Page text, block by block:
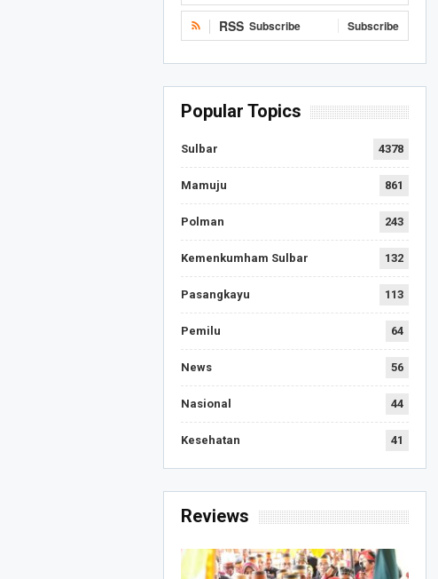
RSS Subscribe Subscribe
Popular Topics
Sulbar 4378
Mamuju 861
Polman 243
Kemenkumham Sulbar 132
Pasangkayu 113
Pemilu 64
News 56
Nasional 44
Kesehatan 41
Reviews